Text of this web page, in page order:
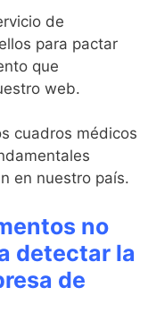
de
para pactar
que
web.
cuadros médicos
en nuestro país.
no
detectar la
de